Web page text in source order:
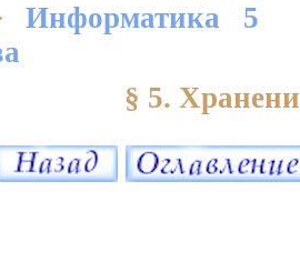
Информатика 5
§ 5.